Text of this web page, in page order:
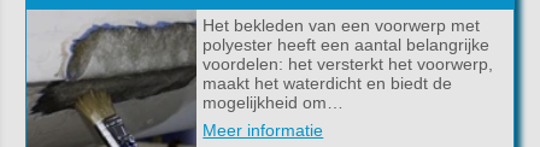
Het bekleden van een voorwerp met
polyester heeft een aantal belangrijke
voordelen: het versterkt het voorwerp,
maakt het waterdicht en biedt de
mogelijkheid om…
Meer informatie